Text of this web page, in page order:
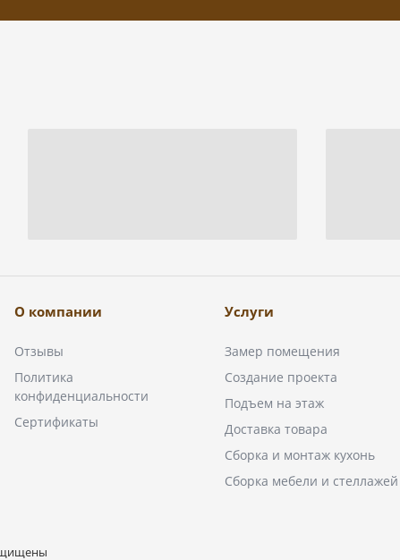
О компании
Отзывы
Политика
конфиденциальности
Сертификаты
Услуги
Замер помещения
Создание проекта
Подъем на этаж
Доставка товара
Сборка и монтаж кухонь
Сборка мебели и стеллажей